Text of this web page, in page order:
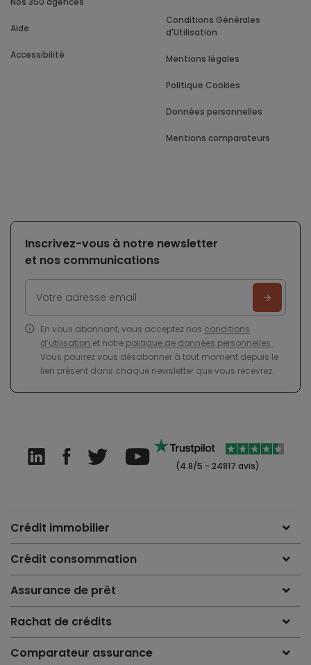
Aide
Accessibilité
Conditions Générales
d'Utilisation
Mentions légales
Politique Cookies
Données personnelles
Mentions comparateurs
Inscrivez-vous à notre newsletter
et nos communications
En vous abonnant, vous acceptez nos conditions
d’utilisation et notre politique de données personnelles .
Vous pourrez vous désabonner à tout moment depuis le
lien présent dans chaque newsletter que vous recevrez.
(4.8/5 - 24817 avis)
Crédit immobilier
Crédit consommation
Assurance de prêt
Rachat de crédits
Comparateur assurance